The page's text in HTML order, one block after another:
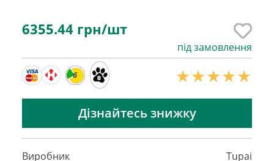
6355.44 грн/шт
під замовлення
6
Дізнайтесь знижку
Виробник
Tupai